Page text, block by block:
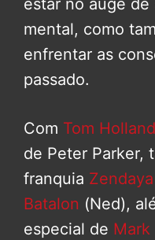
estar no auge
mental, como
enfrentar as
passado.
Com Tom Holland
de Peter Parker,
franquia Zendaya
Batalon (Ned),
especial de Mark